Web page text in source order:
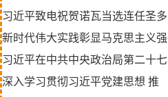
习近平致电祝贺诺瓦当选连任圣多
新时代伟大实践彰显马克思主义强
习近平在中共中央政治局第二十七
深入学习贯彻习近平党建思想 推